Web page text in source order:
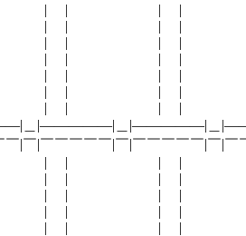
| | | |
| | | |
| | | |
| | | |
| | | |
| | | |
| | | |
＿|―――――|＿|―――――|＿
￣|￣|￣￣￣￣￣|￣|￣￣￣￣￣|￣|
| | | |
| | | |
| | | |
| | | |
| | | |